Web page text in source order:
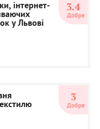
інтернет-
у Львові
3.4
Добре
3
Добре